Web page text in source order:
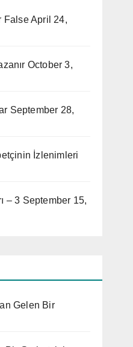
FalseApril 24,
October 3,
September 28,
İzlenimleri
– 3 September 15,
Gelen Bir